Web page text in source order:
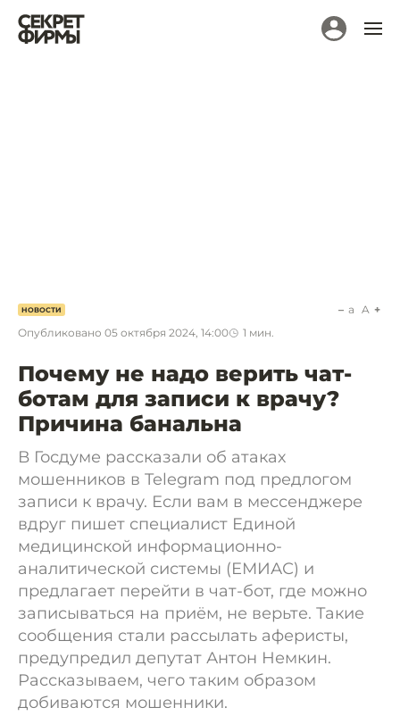
НОВОСТИ
Опубликовано 05 октября 2024, 14:00 1 мин.
a A
Почему не надо верить чат-
ботам для записи к врачу?
Причина банальна
В Госдуме рассказали об атаках
мошенников в Telegram под предлогом
записи к врачу. Если вам в мессенджере
вдруг пишет специалист Единой
медицинской информационно-
аналитической системы (ЕМИАС) и
предлагает перейти в чат-бот, где можно
записываться на приём, не верьте. Такие
сообщения стали рассылать аферисты,
предупредил депутат Антон Немкин.
Рассказываем, чего таким образом
добиваются мошенники.